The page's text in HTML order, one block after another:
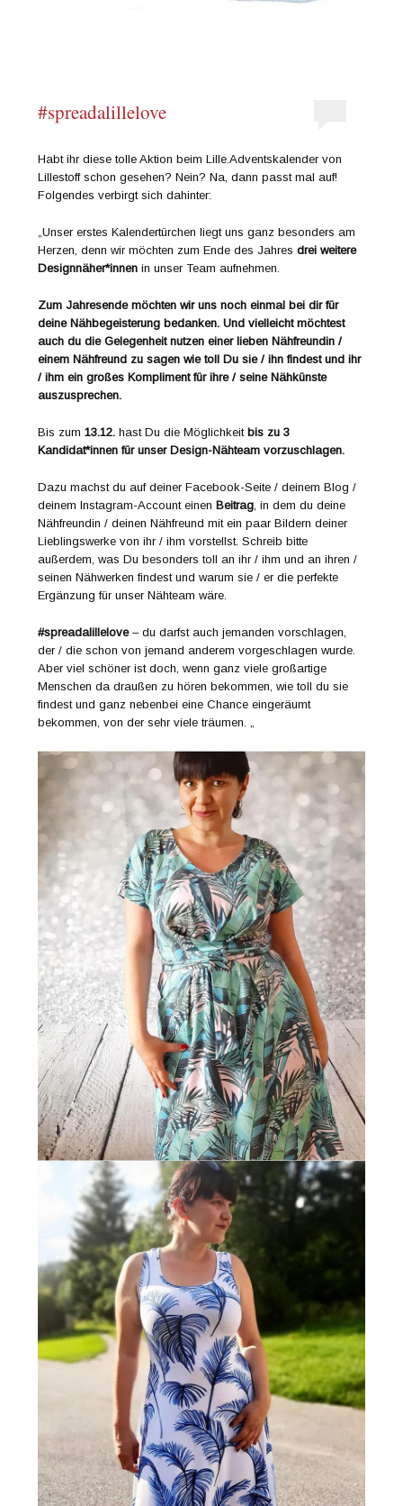
#spreadalillelove
Habt ihr diese tolle Aktion beim Lille.Adventskalender von
Lillestoff schon gesehen? Nein? Na, dann passt mal auf!
Folgendes verbirgt sich dahinter:
„Unser erstes Kalendertürchen liegt uns ganz besonders am
Herzen, denn wir möchten zum Ende des Jahresdrei weitere
Designnäher*innen in unser Team aufnehmen.
Zum Jahresende möchten wir uns noch einmal bei dir für
deine Nähbegeisterung bedanken. Und vielleicht möchtest
auch du die Gelegenheit nutzen einer lieben Nähfreundin /
einem Nähfreund zu sagen wie toll Du sie / ihn findest und ihr
/ ihm ein großes Kompliment für ihre / seine Nähkünste
auszusprechen.
Bis zum13.12. hast Du die Möglichkeitbis zu 3
Kandidat*innen für unser Design-Nähteam vorzuschlagen.
Dazu machst du auf deiner Facebook-Seite / deinem Blog /
deinem Instagram-Account einenBeitrag , in dem du deine
Nähfreundin / deinen Nähfreund mit ein paar Bildern deiner
Lieblingswerke von ihr / ihm vorstellst. Schreib bitte
außerdem, was Du besonders toll an ihr / ihm und an ihren /
seinen Nähwerken findest und warum sie / er die perfekte
Ergänzung für unser Nähteam wäre.
#spreadalillelove– du darfst auch jemanden vorschlagen,
der / die schon von jemand anderem vorgeschlagen wurde.
Aber viel schöner ist doch, wenn ganz viele großartige
Menschen da draußen zu hören bekommen, wie toll du sie
findest und ganz nebenbei eine Chance eingeräumt
bekommen, von der sehr viele träumen. „